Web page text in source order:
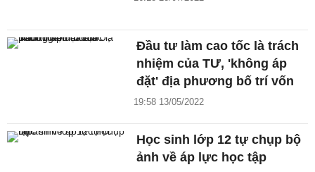
Đầu tư làm cao tốc là trách
nhiệm của TƯ, 'không áp
đặt' địa phương bố trí vốn
19:58 13/05/2022
Học sinh lớp 12 tự chụp bộ
ảnh về áp lực học tập